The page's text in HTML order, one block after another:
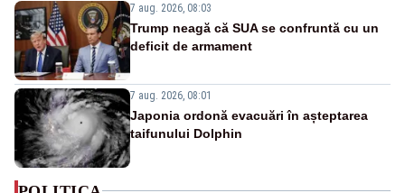
7 aug. 2026, 08:03
Trump neagă că SUA se confruntă cu un
deficit de armament
7 aug. 2026, 08:01
Japonia ordonă evacuări în așteptarea
taifunului Dolphin